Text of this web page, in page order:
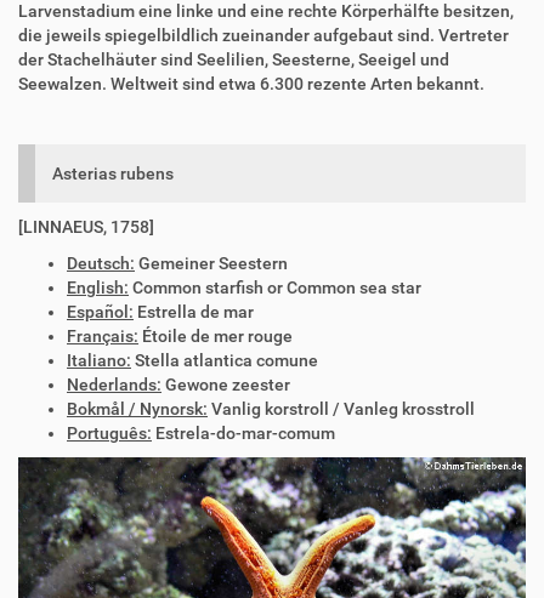
Larvenstadium eine linke und eine rechte Körperhälfte besitzen,
die jeweils spiegelbildlich zueinander aufgebaut sind. Vertreter
der Stachelhäuter sind Seelilien, Seesterne, Seeigel und
Seewalzen. Weltweit sind etwa 6.300 rezente Arten bekannt.
Asterias rubens
[LINNAEUS, 1758]
Deutsch: Gemeiner Seestern
English: Common starfish or Common sea star
Español: Estrella de mar
Français: Étoile de mer rouge
Italiano: Stella atlantica comune
Nederlands: Gewone zeester
Bokmål / Nynorsk: Vanlig korstroll / Vanleg krosstroll
Português: Estrela-do-mar-comum